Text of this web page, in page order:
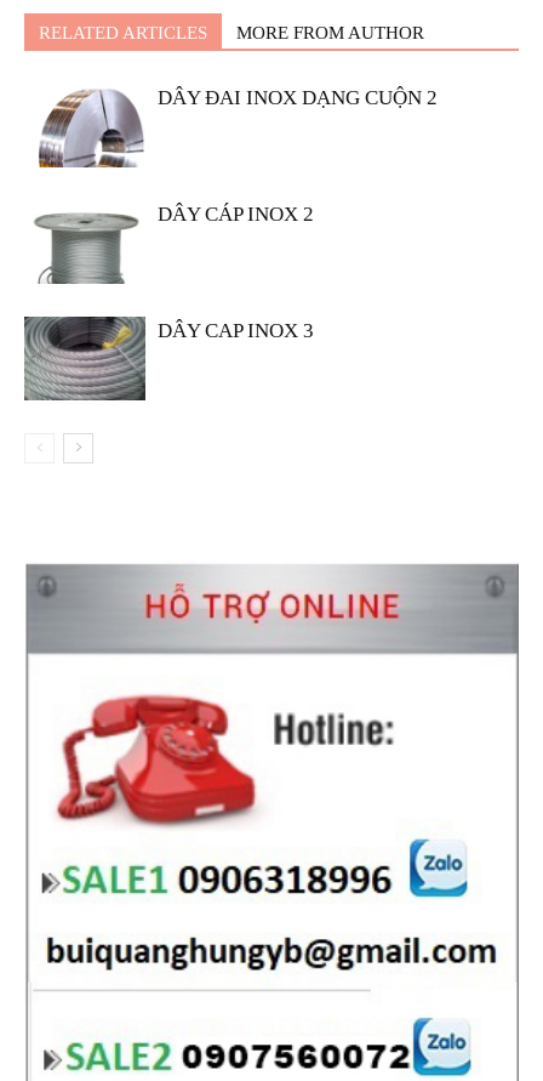
RELATED ARTICLES MORE FROM AUTHOR
DÂY ĐAI INOX DẠNG CUỘN 2
DÂY CÁP INOX 2
DÂY CAP INOX 3